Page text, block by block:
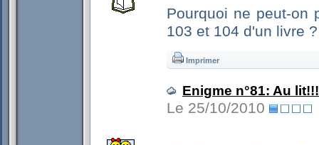
Pourquoi ne peut-on
103 et 104 d'un livre ?
Imprimer
Enigme n°81: Au
Le 25/10/2010